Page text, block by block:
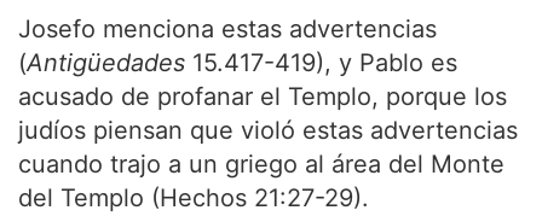
Josefo menciona estas advertencias
(Antigüedades 15.417-419), y Pablo es
acusado de profanar el Templo, porque los
judíos piensan que violó estas advertencias
cuando trajo a un griego al área del Monte
del Templo (Hechos 21:27-29).